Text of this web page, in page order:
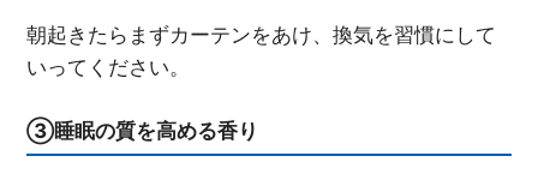
朝起きたらまずカーテンをあけ、換気を習慣にして
いってください。
③睡眠の質を高める香り